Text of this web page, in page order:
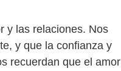
y las relaciones. Nos
y que la confianza y
recuerdan que el amor